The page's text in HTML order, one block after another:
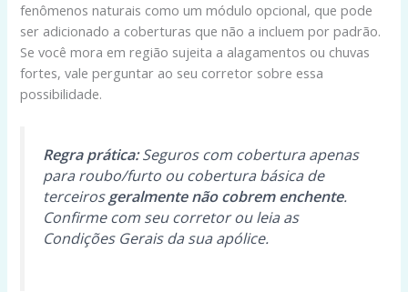
fenômenos naturais como um módulo opcional, que pode
ser adicionado a coberturas que não a incluem por padrão.
Se você mora em região sujeita a alagamentos ou chuvas
fortes, vale perguntar ao seu corretor sobre essa
possibilidade.
Regra prática:Seguros com cobertura apenas
para roubo/furto ou cobertura básica de
terceirosgeralmente não cobrem enchente.
Confirme com seu corretor ou leia as
Condições Gerais da sua apólice.